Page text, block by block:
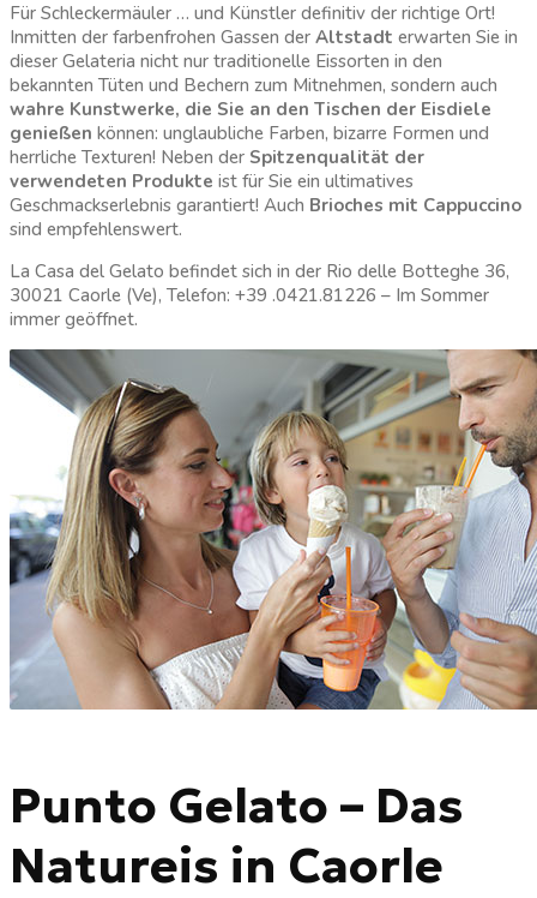
Für Schleckermäuler … und Künstler definitiv der richtige Ort!
Inmitten der farbenfrohen Gassen der Altstadt erwarten Sie in
dieser Gelateria nicht nur traditionelle Eissorten in den
bekannten Tüten und Bechern zum Mitnehmen, sondern auch
wahre Kunstwerke, die Sie an den Tischen der Eisdiele
genießen können: unglaubliche Farben, bizarre Formen und
herrliche Texturen! Neben der Spitzenqualität der
verwendeten Produkte ist für Sie ein ultimatives
Geschmackserlebnis garantiert! Auch Brioches mit Cappuccino
sind empfehlenswert.
La Casa del Gelato befindet sich in der Rio delle Botteghe 36,
30021 Caorle (Ve), Telefon: +39 .0421.81226 – Im Sommer
immer geöffnet.
Punto Gelato – Das
Natureis in Caorle